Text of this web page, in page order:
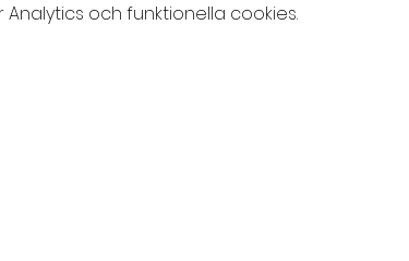
och funktionella cookies.